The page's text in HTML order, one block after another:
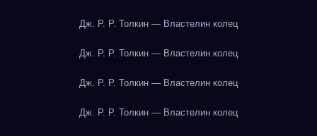
Дж. Р. Р. Толкин — Властелин колец
Дж. Р. Р. Толкин — Властелин колец
Дж. Р. Р. Толкин — Властелин колец
Дж. Р. Р. Толкин — Властелин колец